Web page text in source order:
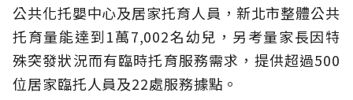
公共化托嬰中心及居家托育人員，新北市整體公共
托育量能達到1萬7,002名幼兒，另考量家長因特
殊突發狀況而有臨時托育服務需求，提供超過500
位居家臨托人員及22處服務據點。